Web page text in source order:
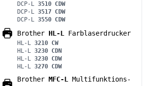
DCP-L 3510 CDW
DCP-L 3517 CDW
DCP-L 3550 CDW
Brother HL-L Farblaserdrucker
HL-L 3210 CW
HL-L 3230 CDN
HL-L 3230 CDW
HL-L 3270 CDW
Brother MFC-L Multifunktions-